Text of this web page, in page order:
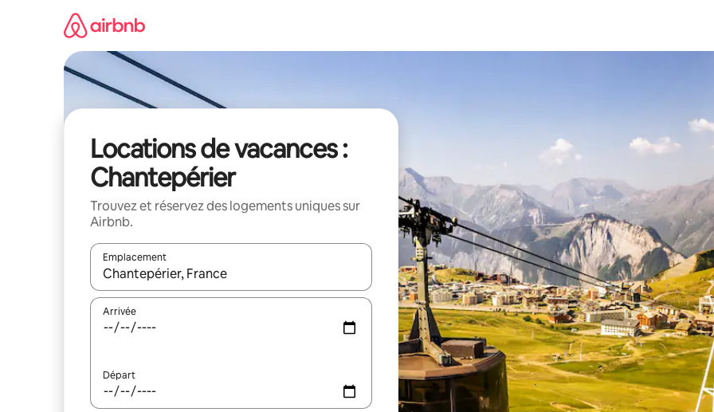
Locations de vacances :
Chantepérier
Trouvez et réservez des logements uniques sur
Airbnb.
Emplacement
Quand les résultats sont affichés, parcourez-les en utilisant les flèches vers le haut et vers le bas, ou en appuyant
Arrivée
Départ